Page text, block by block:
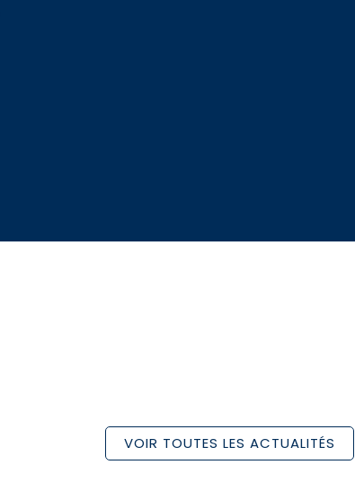
VOIR TOUTES LES ACTUALITÉS